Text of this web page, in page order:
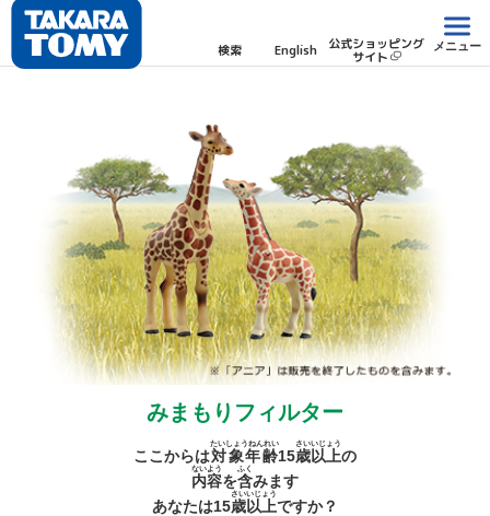
検索 English 公式ショッピング
サイト
メニュー
みまもりフィルター
ここからは対象年齢
たいしょうねんれい
15歳
さい
以上
いじょう
の
内容
ないよう
を含
ふく
みます
あなたは15歳
さい
以上
いじょう
ですか？